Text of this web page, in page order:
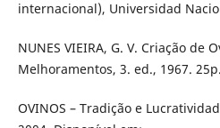
internacional), Universidad
NUNES VIEIRA, G. V. Criação de
Melhoramentos, 3. ed., 1967. 25p.
OVINOS – Tradição e